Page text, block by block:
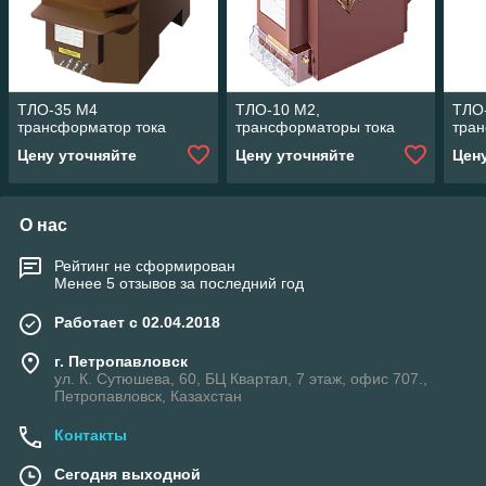
ТЛО-35 М4
трансформатор тока
Цену уточняйте
ТЛО-10 М2,
трансформаторы тока
Цену уточняйте
О нас
Рейтинг не сформирован
Менее 5 отзывов за последний год
Работает с 02.04.2018
г. Петропавловск
ул. К. Сутюшева, 60, БЦ Квартал, 7 этаж, офис 707.,
Петропавловск, Казахстан
Контакты
Сегодня выходной